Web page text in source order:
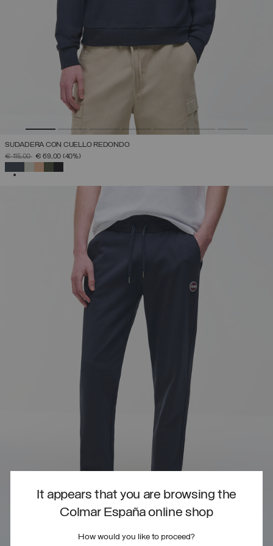
It appears that you are browsing the
Colmar España online shop
How would you like to proceed?
SUDADERA CON CUELLO REDONDO
PRECIO REBAJADO DE
€ 115,00A€ 69,00 (40%)